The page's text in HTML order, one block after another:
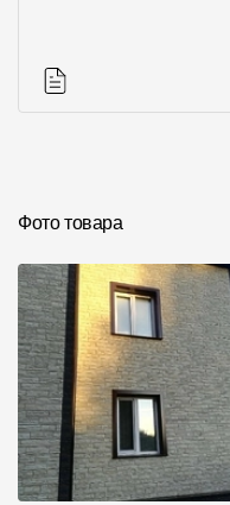
Фото товара